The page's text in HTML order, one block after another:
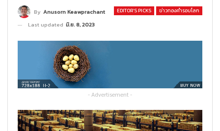
EDITOR’S PICKS ข่าวทองคำรอบโลก
By Anusorn Keawprachant
Last updated มิ.ย. 8, 2023
- Advertisement -